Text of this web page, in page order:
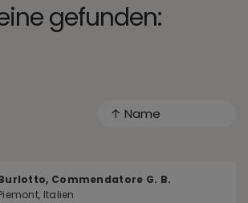
gefunden:
↑ Name
Commendatore G. B.
Italien